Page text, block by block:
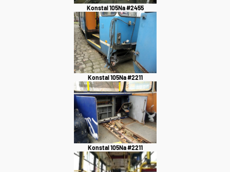
Konstal 105Na #2455
Konstal 105Na #2211
Konstal 105Na #2211